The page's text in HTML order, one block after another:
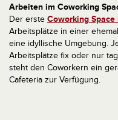
Arbeiten im Coworking
Der erste Coworking
Arbeitsplätze in einer
eine idyllische Umgebung.
Arbeitsplätze fix oder nur
steht den Coworkern ein
Cafeteria zur Verfügung.